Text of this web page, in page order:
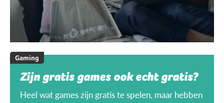
Gaming
Zijn gratis games ook echt gratis?
Heel wat games zijn gratis te spelen, maar hebben